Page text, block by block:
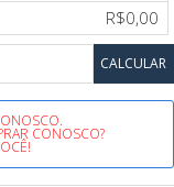
R$0,00
CONOSCO?